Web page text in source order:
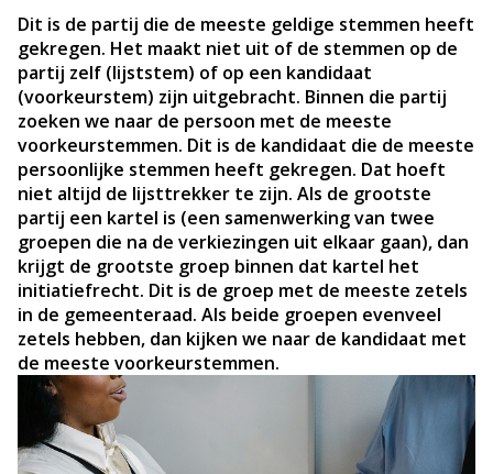
Dit is de partij die de meeste geldige stemmen heeft
gekregen. Het maakt niet uit of de stemmen op de
partij zelf (lijststem) of op een kandidaat
(voorkeurstem) zijn uitgebracht. Binnen die partij
zoeken we naar de persoon met de meeste
voorkeurstemmen. Dit is de kandidaat die de meeste
persoonlijke stemmen heeft gekregen. Dat hoeft
niet altijd de lijsttrekker te zijn. Als de grootste
partij een kartel is (een samenwerking van twee
groepen die na de verkiezingen uit elkaar gaan), dan
krijgt de grootste groep binnen dat kartel het
initiatiefrecht. Dit is de groep met de meeste zetels
in de gemeenteraad. Als beide groepen evenveel
zetels hebben, dan kijken we naar de kandidaat met
de meeste voorkeurstemmen.